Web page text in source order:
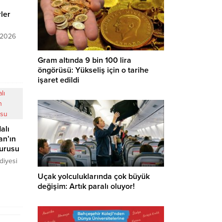
Gram altında 9 bin 100 lira
öngörüsü: Yükseliş için o tarihe
işaret edildi
Uçak yolculuklarında çok büyük
değişim: Artık paralı oluyor!